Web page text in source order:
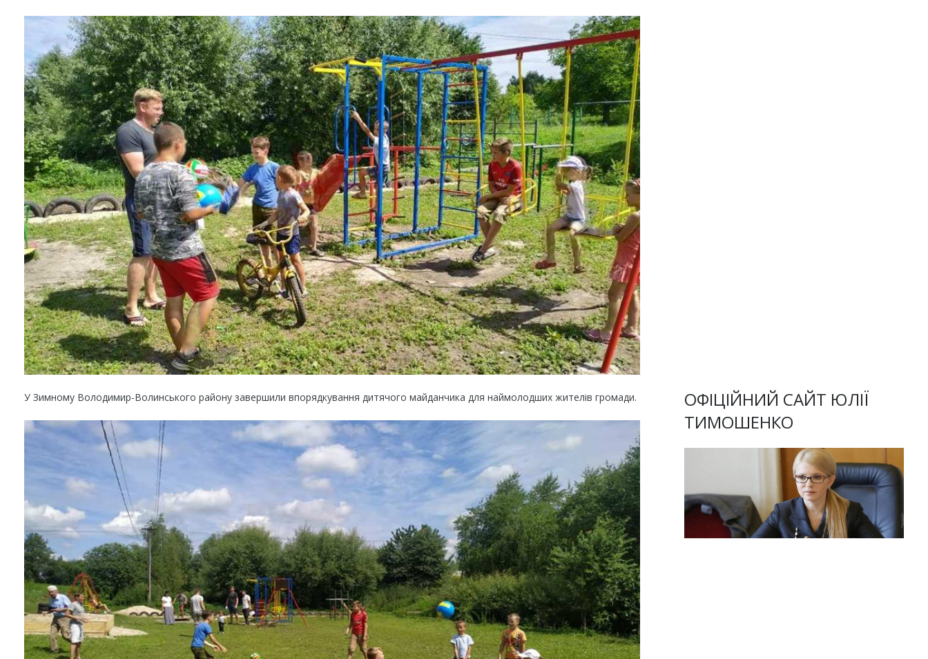
У Зимному Володимир-Волинського району завершили впорядкування дитячого майданчика для наймолодших жителів громади.
ОФІЦІЙНИЙ САЙТ ЮЛІЇ
ТИМОШЕНКО